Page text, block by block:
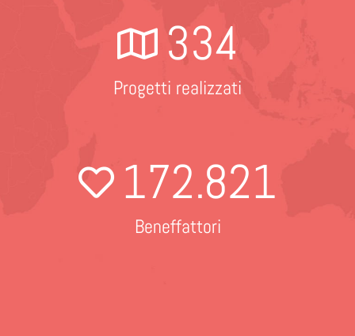
334
Progetti realizzati
172.821
Beneffattori